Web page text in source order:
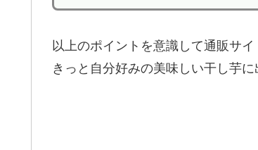
以上のポイントを意識して通販サ
きっと自分好みの美味しい干し芋に